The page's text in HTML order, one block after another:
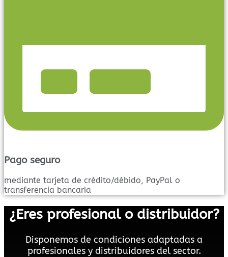
Pago seguro
mediante tarjeta de crédito/débido, PayPal o
transferencia bancaria
¿Eres profesional o distribuidor?
Disponemos de condiciones adaptadas a
profesionales y distribuidores del sector.